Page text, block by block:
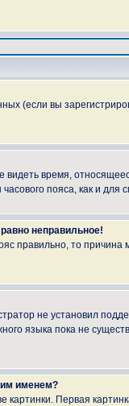
(если вы
время,
пояса, как и
неправильное!
правильно, то
не установил
языка пока не
именем?
картинки. Первая